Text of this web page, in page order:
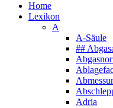
Home
Lexikon
A
A-Säule
##
Adria